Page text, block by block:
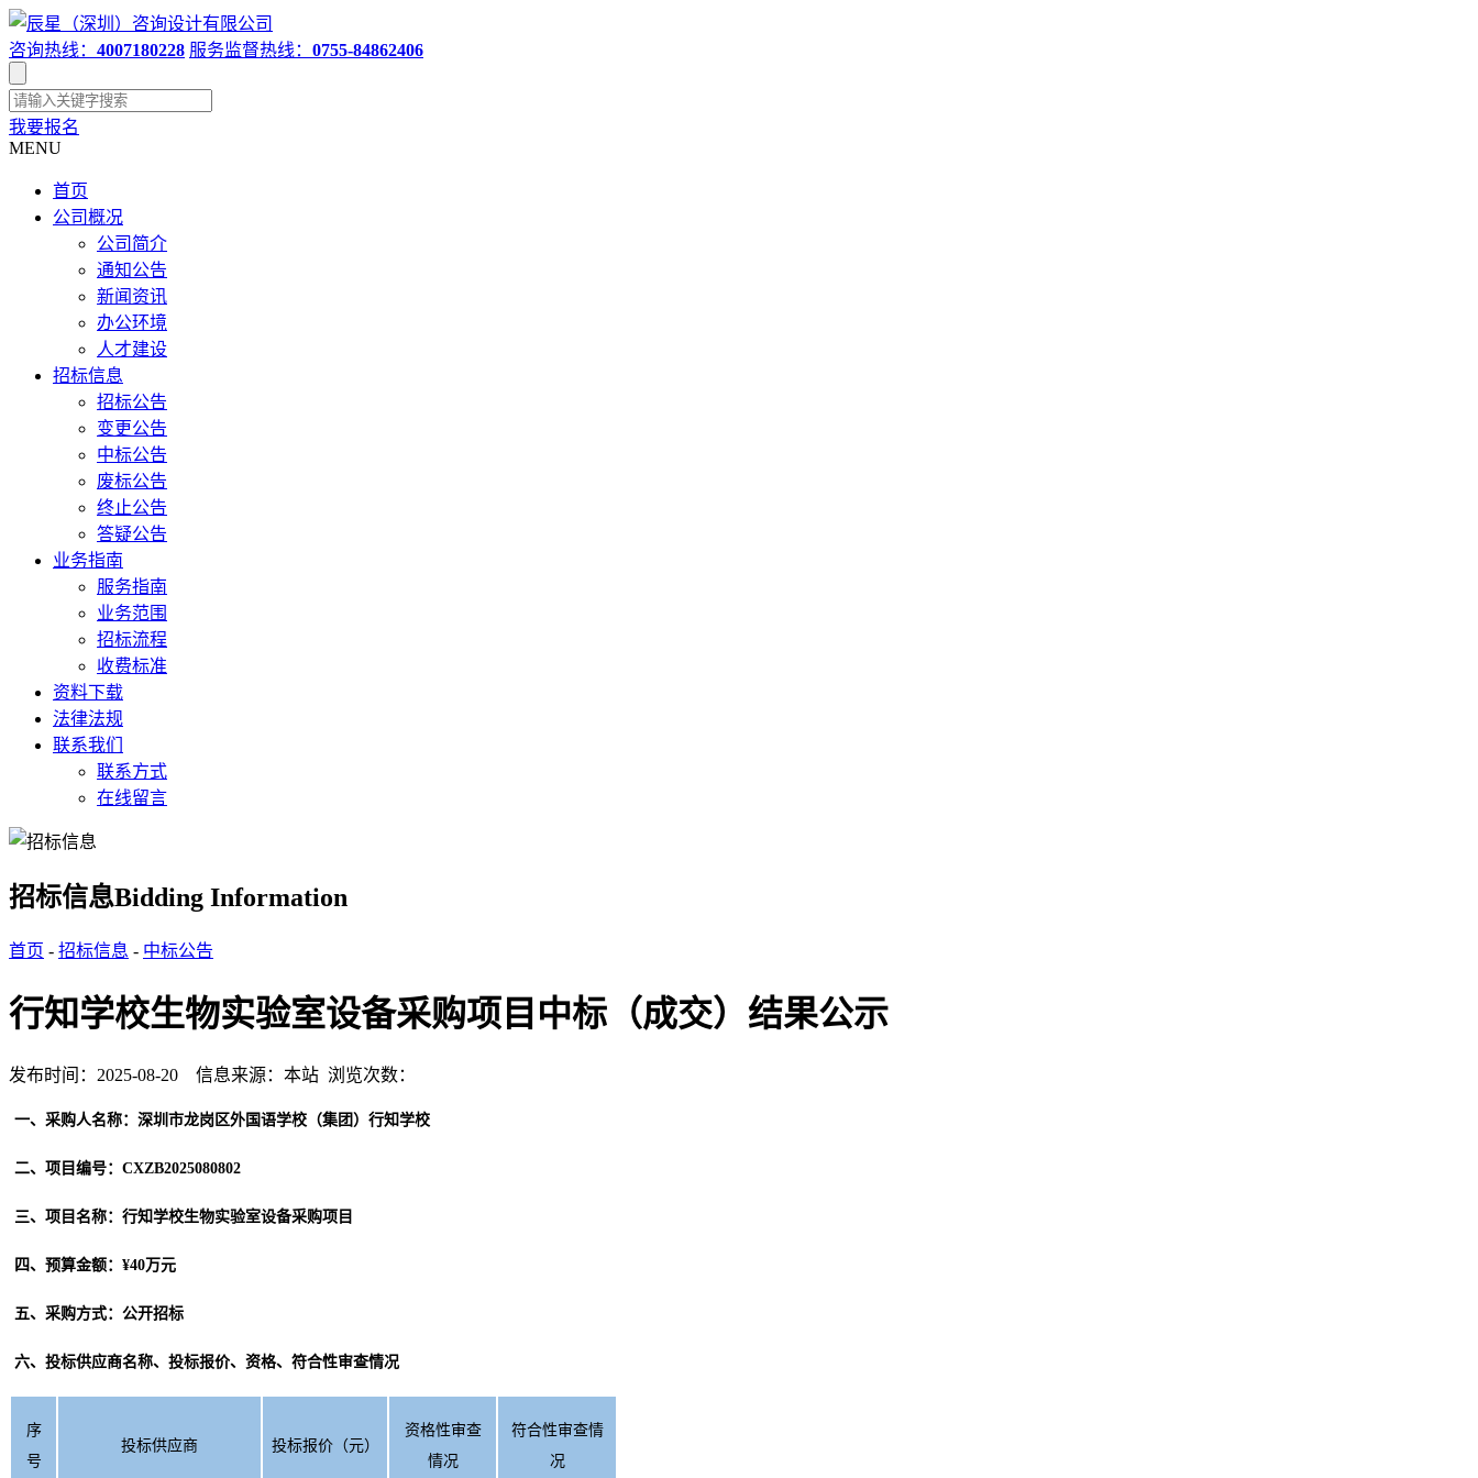
咨询热线： 4007180228 服务监督热线： 0755-84862406
我要报名
MENU
首页
公司概况
公司简介
通知公告
新闻资讯
办公环境
人才建设
招标信息
招标公告
变更公告
中标公告
废标公告
终止公告
答疑公告
业务指南
服务指南
业务范围
招标流程
收费标准
资料下载
法律法规
联系我们
联系方式
在线留言
招标信息Bidding Information
首页 - 招标信息 - 中标公告
行知学校生物实验室设备采购项目中标（成交）结果公示
发布时间：2025-08-20 信息来源：本站 浏览次数：
一、 采购人名称： 深圳市龙岗区外国语学校（集团）行知学校
二、 项目编号： CXZB2025080802
三、项目名称： 行知学校生物实验室设备采购项目
四、预算金额： ¥40万元
五、采购方式：公开招标
六、投标供应商名称、投标报价、资格、符合性审查情况
序
号
投标供应商 投标报价（元）
资格性审查
情况
符合性审查情
况